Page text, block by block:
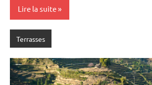
Lire la suite
Terrasses